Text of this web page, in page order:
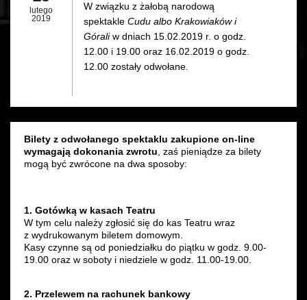
Historia
Akademia Operowa
Konkurs Moniuszkowski
Wynajem kostiumów
Fundusze unijne
Dotacje celowe
lutego
2019
W związku z żałobą narodową
spektakle Cudu albo Krakowiaków i
Góraliw dniach 15.02.2019 r. o godz.
12.00 i 19.00 oraz 16.02.2019 o godz.
12.00 zostały odwołane.
Bilety z odwołanego spektaklu zakupione on-line
wymagają dokonania zwrotu , zaś pieniądze za bilety
mogą być zwrócone na dwa sposoby:
1. Gotówką w kasach Teatru
W tym celu należy zgłosić się do kas Teatru wraz
z wydrukowanym biletem domowym.
Kasy czynne są od poniedziałku do piątku w godz. 9.00-
19.00 oraz w soboty i niedziele w godz. 11.00-19.00.
2. Przelewem na rachunek bankowy